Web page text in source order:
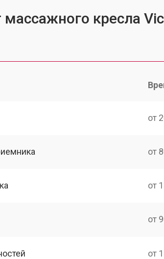
кресла
от
от
от
от
от